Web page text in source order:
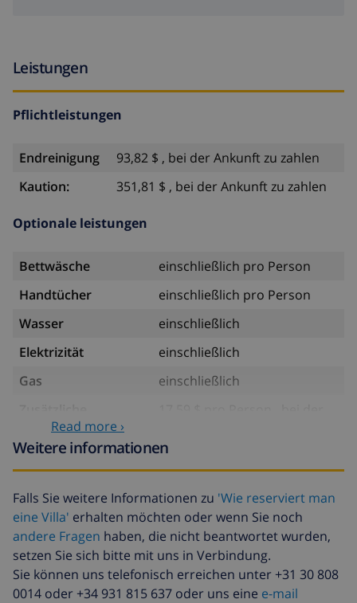
Leistungen
Pflichtleistungen
Endreinigung
93,82 $ , bei der Ankunft zu zahlen
Kaution:
351,81 $ , bei der Ankunft zu zahlen
Optionale leistungen
Bettwäsche
einschließlich pro Person
Handtücher
einschließlich pro Person
Wasser
einschließlich
Elektrizität
einschließlich
Gas
einschließlich
bettwäsche
Zusätzliche
handtücher
8,80 $ pro Person , bei der
Ankunft zu zahlen
Späte abreise
113,75 $
Zusätzliche
reinigung
basiert auf den
Energieverbrauch
(52,77 $/HOUR)
Reiserücktrittsfonds:
4.80% der Gesamtsumme
Read more ›
Weitere informationen
Falls Sie weitere Informationen zu 'Wie reserviert man
eine Villa' erhalten möchten oder wenn Sie noch
andere Fragen haben, die nicht beantwortet wurden,
setzen Sie sich bitte mit uns in Verbindung.
Sie können uns telefonisch erreichen unter +31 30 808
0014 oder +34 931 815 637 oder uns eine e-mail